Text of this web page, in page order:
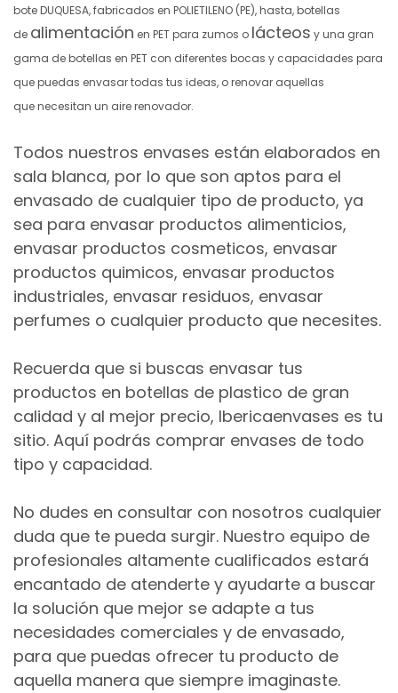
bote DUQUESA, fabricados en POLIETILENO (PE), hasta, botellas
de alimentación en PET para zumos o lácteos y una gran
gama de botellas en PET con diferentes bocas y capacidades para
que puedas envasar todas tus ideas, o renovar aquellas
que necesitan un aire renovador.
Todos nuestros envases están elaborados en
sala blanca, por lo que son aptos para el
envasado de cualquier tipo de producto, ya
sea para envasar productos alimenticios,
envasar productos cosmeticos, envasar
productos quimicos, envasar productos
industriales, envasar residuos, envasar
perfumes o cualquier producto que necesites.
Recuerda que si buscas envasar tus
productos en botellas de plastico de gran
calidad y al mejor precio, Ibericaenvases es tu
sitio. Aquí podrás comprar envases de todo
tipo y capacidad.
No dudes en consultar con nosotros cualquier
duda que te pueda surgir. Nuestro equipo de
profesionales altamente cualificados estará
encantado de atenderte y ayudarte a buscar
la solución que mejor se adapte a tus
necesidades comerciales y de envasado,
para que puedas ofrecer tu producto de
aquella manera que siempre imaginaste.